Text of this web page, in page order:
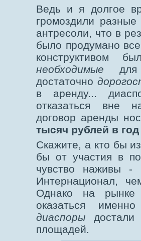
Ведь и я долгое
громоздили
антресоли, что в
было продумано
конструктивом
необходимые для
достаточно
в аренду...
отказаться вне
договор аренды
тысяч рублей в
Скажите, а кто бы
бы от участия в
чувство наживы -
Интернационал,
Однако на
оказаться
диаспоры достали
площадей.